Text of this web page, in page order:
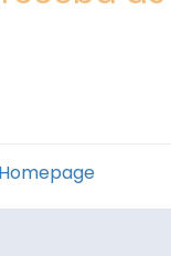
Homepage